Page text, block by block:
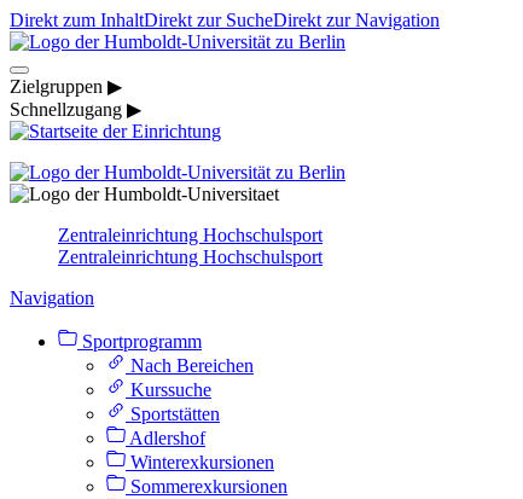
Direkt zum InhaltDirekt zur SucheDirekt zur Navigation
Zielgruppen ▶
Schnellzugang ▶
Zentraleinrichtung Hochschulsport
Zentraleinrichtung Hochschulsport
Navigation
Sportprogramm
Nach Bereichen
Kurssuche
Sportstätten
Adlershof
Winterexkursionen
Sommerexkursionen